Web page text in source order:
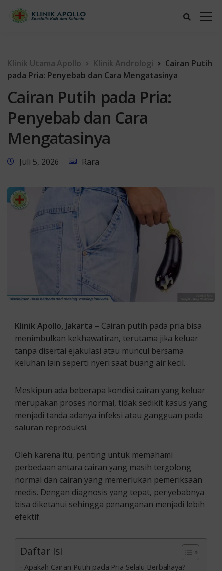
Klinik Utama Apollo Klinik Andrologi
Cairan Putih
pada Pria: Penyebab dan Cara Mengatasinya
Cairan Putih pada Pria:
Penyebab dan Cara
Mengatasinya
Juli 5, 2026 Rara
Klinik Apollo, Jakarta – Cairan putih pada pria bisa
menimbulkan kekhawatiran, terutama jika keluar
tanpa disertai ejakulasi atau muncul bersama
keluhan lain seperti nyeri saat buang air kecil.
Meskipun ada beberapa kondisi cairan yang keluar
merupakan proses normal, tidak sedikit kasus yang
menjadi tanda adanya infeksi atau gangguan pada
saluran reproduksi.
Oleh karena itu, penting untuk memahami
perbedaan antara cairan yang masih tergolong
normal dan cairan yang memerlukan pemeriksaan
medis. Dengan diagnosis yang tepat, penyebabnya
bisa diketahui sehingga penanganan menjadi lebih
efektif.
Daftar Isi
Apakah Cairan Putih pada Pria Selalu Berbahaya?